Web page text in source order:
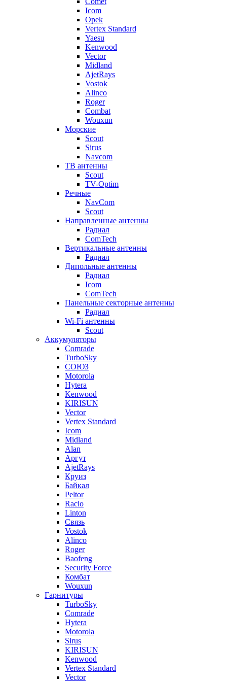
Icom
Opek
Vertex Standard
Yaesu
Kenwood
Vector
Midland
AjetRays
Vostok
Alinco
Roger
Combat
Wouxun
Морские
Scout
Sirus
Navcom
ТВ антенны
Scout
TV-Optim
Речные
NavCom
Scout
Направленные антенны
Радиал
ComTech
Вертикальные антенны
Радиал
Дипольные антенны
Радиал
Icom
ComTech
Панельные секторные антенны
Радиал
Wi-Fi антенны
Scout
Аккумуляторы
Comrade
TurboSky
СОЮЗ
Motorola
Hytera
Kenwood
KIRISUN
Vector
Vertex Standard
Icom
Midland
Alan
Аргут
AjetRays
Круиз
Байкал
Peltor
Racio
Linton
Связь
Vostok
Alinco
Roger
Baofeng
Security Force
Комбат
Wouxun
Гарнитуры
TurboSky
Comrade
Hytera
Motorola
Sirus
KIRISUN
Kenwood
Vertex Standard
Vector